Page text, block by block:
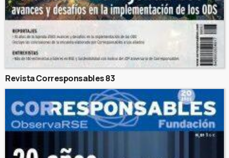
Revista Corresponsables 83